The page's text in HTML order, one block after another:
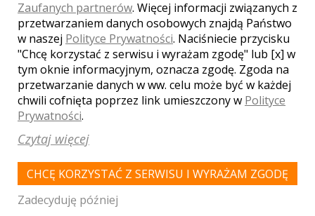
Ośrodek Rekraacyjno-Wypoczynkowy KARPIK
Zator
Restauracja Karpik w Zatorze podejmie się zorganizowani
każdej imprezy, na najwyższym poziomie, niezależnie czy to
studniówka, wesele, czy chrzciny. Zapraszamy.
miejsca noclegowe
parking
kuchnia
klimatyzacja
Zaufanych partnerów. Więcej informacji związanych z
przetwarzaniem danych osobowych znajdą Państwo
w naszej Polityce Prywatności. Naciśniecie przycisku
"Chcę korzystać z serwisu i wyrażam zgodę" lub [x] w
tym oknie informacyjnym, oznacza zgodę. Zgoda na
przetwarzanie danych w ww. celu może być w każdej
chwili cofnięta poprzez link umieszczony w Polityce
Prywatności.
Czytaj więcej
CHCĘ KORZYSTAĆ Z SERWISU I WYRAŻAM ZGODĘ
Zadecyduję później